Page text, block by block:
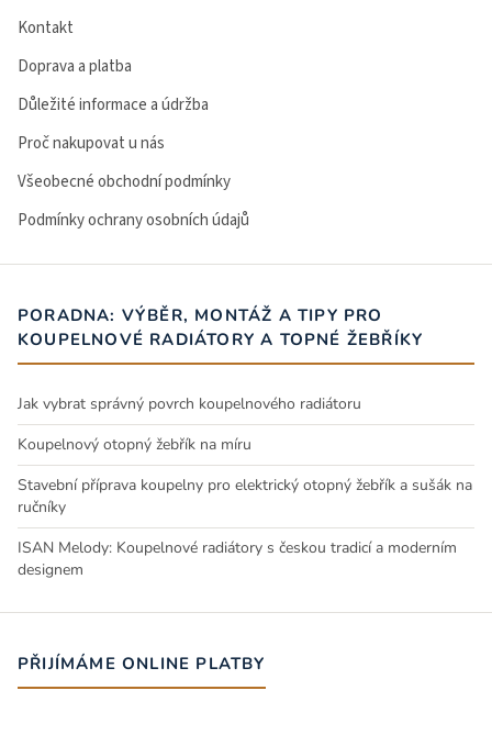
Kontakt
Doprava a platba
Důležité informace a údržba
Proč nakupovat u nás
Všeobecné obchodní podmínky
Podmínky ochrany osobních údajů
PORADNA: VÝBĚR, MONTÁŽ A TIPY PRO
KOUPELNOVÉ RADIÁTORY A TOPNÉ ŽEBŘÍKY
Jak vybrat správný povrch koupelnového radiátoru
Koupelnový otopný žebřík na míru
Stavební příprava koupelny pro elektrický otopný žebřík a sušák na
ručníky
ISAN Melody: Koupelnové radiátory s českou tradicí a moderním
designem
PŘIJÍMÁME ONLINE PLATBY